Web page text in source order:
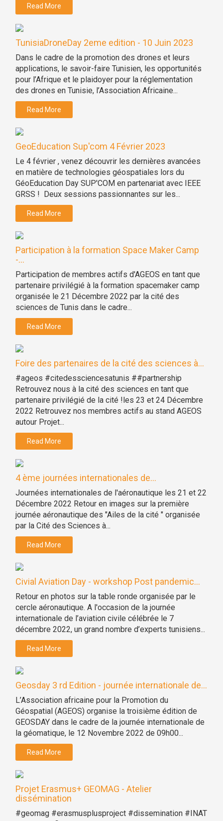
Read More
TunisiaDroneDay 2eme edition - 10 Juin 2023
Dans le cadre de la promotion des drones et leurs
applications, le savoir-faire Tunisien, les opportunités
pour l’Afrique et le plaidoyer pour la réglementation
des drones en Tunisie, l’Association Africaine...
Read More
GeoEducation Sup'com 4 Février 2023
Le 4 février , venez découvrir les dernières avancées
en matière de technologies géospatiales lors du
GéoEducation Day SUP'COM en partenariat avec IEEE
GRSS ! Deux sessions passionnantes sur les...
Read More
Participation à la formation Space Maker Camp
-...
Participation de membres actifs d'AGEOS en tant que
partenaire privilégié à la formation spacemaker camp
organisée le 21 Décembre 2022 par la cité des
sciences de Tunis dans le cadre...
Read More
Foire des partenaires de la cité des sciences à...
#ageos #citedessciencesatunis ##partnership
Retrouvez nous à la cité des sciences en tant que
partenaire privilégié de la cité !les 23 et 24 Décembre
2022 Retrouvez nos membres actifs au stand AGEOS
autour Projet...
Read More
4 ème journées internationales de...
Journées internationales de l'aéronautique les 21 et 22
Décembre 2022 Retour en images sur la première
journée aéronautique des "Ailes de la cité " organisée
par la Cité des Sciences à...
Read More
Civial Aviation Day - workshop Post pandemic...
Retour en photos sur la table ronde organisée par le
cercle aéronautique. A l'occasion de la journée
internationale de l’aviation civile célébrée le 7
décembre 2022, un grand nombre d’experts tunisiens...
Read More
Geosday 3 rd Edition - journée internationale de...
L’Association africaine pour la Promotion du
Géospatial (AGEOS) organise la troisième édition de
GEOSDAY dans le cadre de la journée internationale de
la géomatique, le 12 Novembre 2022 de 09h00...
Read More
Projet Erasmus+ GEOMAG - Atelier
dissémination
#geomag #erasmusplusproject #dissemination #INAT